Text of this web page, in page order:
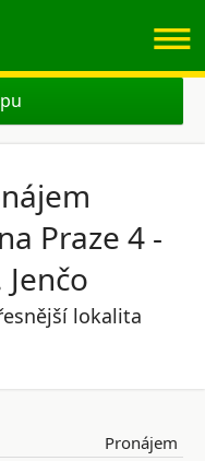
≡
Praze 4 -
lokalita
Pronájem